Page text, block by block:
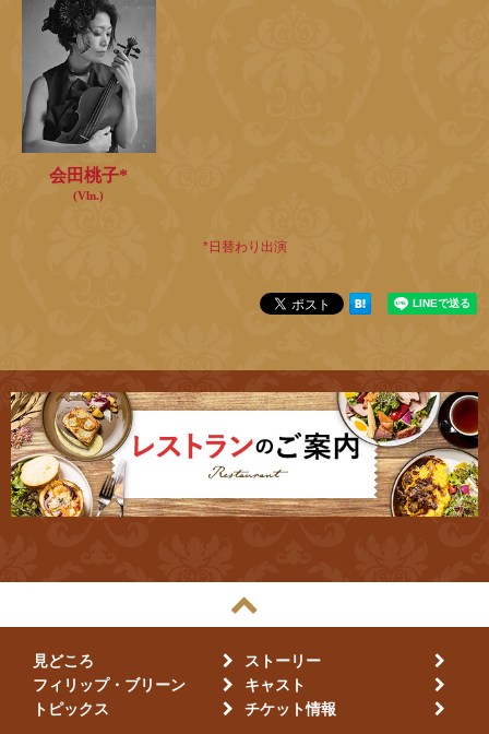
会田桃子*
(Vln.)
*日替わり出演
見どころ
ストーリー
フィリップ・ブリーン
キャスト
トピックス
チケット情報